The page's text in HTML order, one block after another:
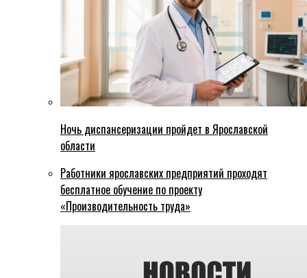
Ночь диспансеризации пройдет в Ярославской
области
Работники ярославских предприятий проходят
бесплатное обучение по проекту
«Производительность труда»